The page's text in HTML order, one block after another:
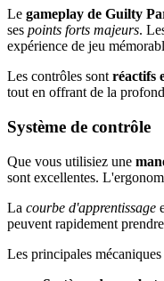
Le gameplay de Guilty
ses points forts majeurs.
expérience de jeu
Les contrôles sontréactifs
tout en offrant de la
Système de contrôle
Que vous utilisiez une
sont excellentes.
La courbe d'apprentissage
peuvent rapidement
Les principales